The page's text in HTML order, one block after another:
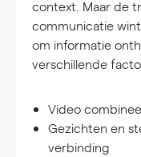
context. Maar de
communicatie
om informatie
verschillende
Video
Gezichten en
verbinding